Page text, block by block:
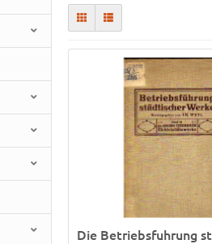
Die Betriebsfuhrung